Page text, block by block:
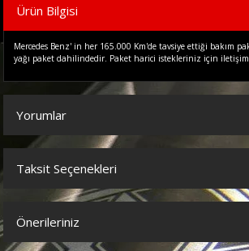
Ürün Bilgisi
Mercedes Benz' in her 165.000 Km'de tavsiye ettiği bakım
yağı paket dahilindedir. Paket harici istekleriniz için
Yorumlar
Bu ürüne ilk yorumu siz yapın!
Taksit Seçenekleri
Önerileriniz